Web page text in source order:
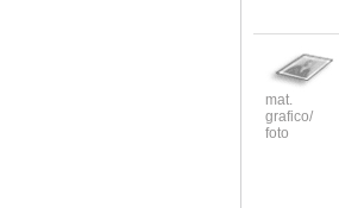
mat.
grafico/
foto